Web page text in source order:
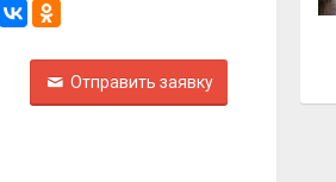
Отправить заявку